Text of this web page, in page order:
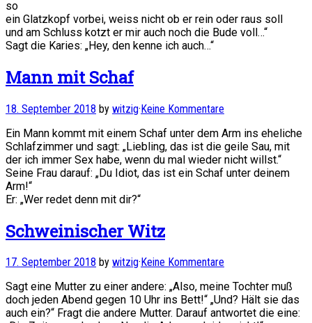
so
ein Glatzkopf vorbei, weiss nicht ob er rein oder raus soll
und am Schluss kotzt er mir auch noch die Bude voll…“
Sagt die Karies: „Hey, den kenne ich auch…“
Mann mit Schaf
18. September 2018 by witzig·Keine Kommentare
Ein Mann kommt mit einem Schaf unter dem Arm ins eheliche
Schlafzimmer und sagt: „Liebling, das ist die geile Sau, mit
der ich immer Sex habe, wenn du mal wieder nicht willst.“
Seine Frau darauf: „Du Idiot, das ist ein Schaf unter deinem
Arm!“
Er: „Wer redet denn mit dir?“
Schweinischer Witz
17. September 2018 by witzig· Keine Kommentare
Sagt eine Mutter zu einer andere: „Also, meine Tochter muß
doch jeden Abend gegen 10 Uhr ins Bett!“ „Und? Hält sie das
auch ein?“ Fragt die andere Mutter. Darauf antwortet die eine: